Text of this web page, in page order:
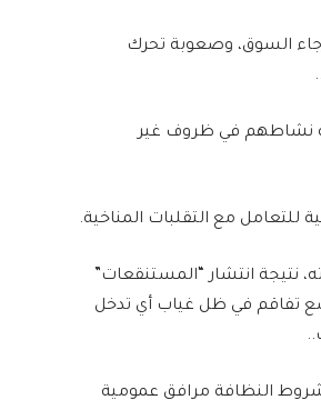
السوق، وصعوبة تحرك
نشاطهم في ظروف غير
مع التقلبات المناخية.
نتيجة انتشار “المستنقعات”
تفاقم في ظل غياب أي تدخل
شروط النظافة مرافق عمومية